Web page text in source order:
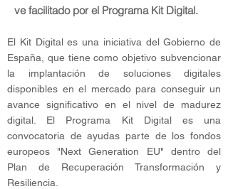
ve facilitado por el Programa Kit Digital.
El Kit Digital es una iniciativa del Gobierno de
España, que tiene como objetivo subvencionar
la implantación de soluciones digitales
disponibles en el mercado para conseguir un
avance significativo en el nivel de madurez
digital. El Programa Kit Digital es una
convocatoria de ayudas parte de los fondos
europeos "Next Generation EU" dentro del
Plan de Recuperación Transformación y
Resiliencia.